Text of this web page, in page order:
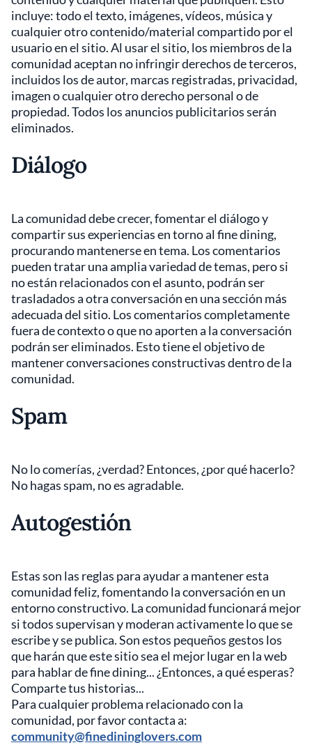
incluye: todo el texto, imágenes, vídeos, música y
cualquier otro contenido/material compartido por el
usuario en el sitio. Al usar el sitio, los miembros de la
comunidad aceptan no infringir derechos de terceros,
incluidos los de autor, marcas registradas, privacidad,
imagen o cualquier otro derecho personal o de
propiedad. Todos los anuncios publicitarios serán
eliminados.
Diálogo
La comunidad debe crecer, fomentar el diálogo y
compartir sus experiencias en torno al fine dining,
procurando mantenerse en tema. Los comentarios
pueden tratar una amplia variedad de temas, pero si
no están relacionados con el asunto, podrán ser
trasladados a otra conversación en una sección más
adecuada del sitio. Los comentarios completamente
fuera de contexto o que no aporten a la conversación
podrán ser eliminados. Esto tiene el objetivo de
mantener conversaciones constructivas dentro de la
comunidad.
Spam
No lo comerías, ¿verdad? Entonces, ¿por qué hacerlo?
No hagas spam, no es agradable.
Autogestión
Estas son las reglas para ayudar a mantener esta
comunidad feliz, fomentando la conversación en un
entorno constructivo. La comunidad funcionará mejor
si todos supervisan y moderan activamente lo que se
escribe y se publica. Son estos pequeños gestos los
que harán que este sitio sea el mejor lugar en la web
para hablar de fine dining... ¿Entonces, a qué esperas?
Comparte tus historias...
Para cualquier problema relacionado con la
comunidad, por favor contacta a:
community@finedininglovers.com